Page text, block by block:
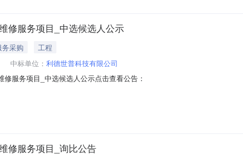
修服务项目_中选候选人公示
务采购
工程
中标单位： 利德世普科技有限公司
服务项目_中选候选人公示点击查看公告：
修服务项目_询比公告